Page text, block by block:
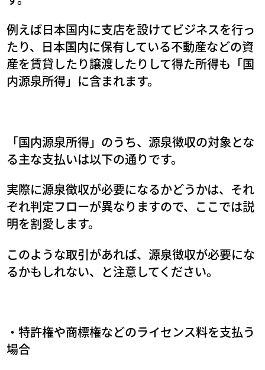
例えば日本国内に支店を設けてビジネスを行っ
たり、日本国内に保有している不動産などの資
産を賃貸したり譲渡したりして得た所得も「国
内源泉所得」に含まれます。
「国内源泉所得」のうち、源泉徴収の対象とな
る主な支払いは以下の通りです。
実際に源泉徴収が必要になるかどうかは、それ
ぞれ判定フローが異なりますので、ここでは説
明を割愛します。
このような取引があれば、源泉徴収が必要にな
るかもしれない、と注意してください。
・特許権や商標権などのライセンス料を支払う
場合